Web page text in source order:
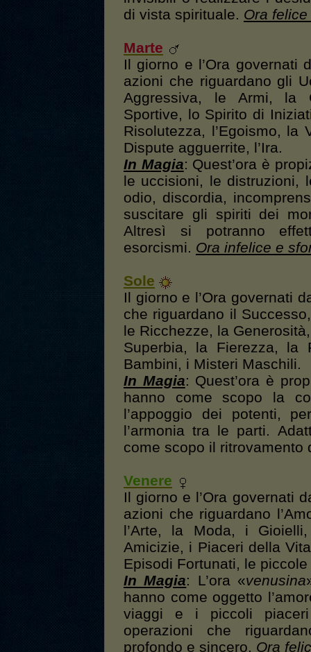
di vista spirituale. Ora
Marte
Il giorno e l’Ora governati
azioni che riguardano gli
Aggressiva, le Armi, la
Sportive, lo Spirito di
Risolutezza, l’Egoismo,
Dispute agguerrite, l’Ira.
In Magia: Quest’ora è
le uccisioni, le distruzioni,
odio, discordia,
suscitare gli spiriti dei
Altresì si potranno
esorcismi. Ora infelice e
Sole
Il giorno e l’Ora governati
che riguardano il
le Ricchezze, la
Superbia, la Fierezza, la
Bambini, i Misteri Maschili.
In Magia: Quest’ora è
hanno come scopo la
l’appoggio dei potenti,
l’armonia tra le parti.
come scopo il ritrovamento
Venere
Il giorno e l’Ora governati
azioni che riguardano
l’Arte, la Moda, i
Amicizie, i Piaceri della
Episodi Fortunati, le
In Magia: L’ora «venusina
hanno come oggetto
viaggi e i piccoli
operazioni che
profondo e sincero. Ora